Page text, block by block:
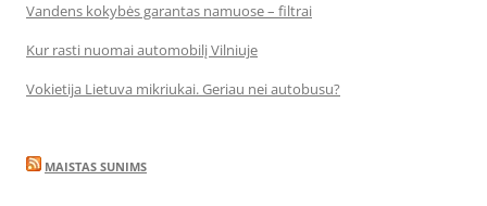
Vandens kokybės garantas namuose – filtrai
Kur rasti nuomai automobilį Vilniuje
Vokietija Lietuva mikriukai. Geriau nei autobusu?
MAISTAS SUNIMS